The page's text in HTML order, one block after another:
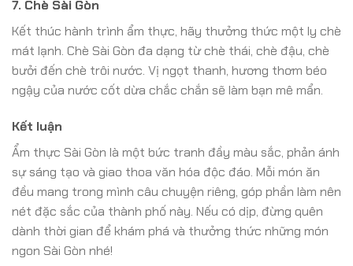
7. Chè Sài Gòn
Kết thúc hành trình ẩm thực, hãy thưởng thức một ly chè
mát lạnh. Chè Sài Gòn đa dạng từ chè thái, chè đậu, chè
bưởi đến chè trôi nước. Vị ngọt thanh, hương thơm béo
ngậy của nước cốt dừa chắc chắn sẽ làm bạn mê mẩn.
Kết luận
Ẩm thực Sài Gòn là một bức tranh đầy màu sắc, phản ánh
sự sáng tạo và giao thoa văn hóa độc đáo. Mỗi món ăn
đều mang trong mình câu chuyện riêng, góp phần làm nên
nét đặc sắc của thành phố này. Nếu có dịp, đừng quên
dành thời gian để khám phá và thưởng thức những món
ngon Sài Gòn nhé!